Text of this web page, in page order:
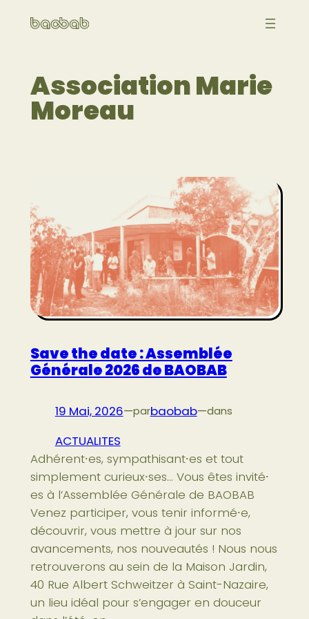
Association Marie
Moreau
Save the date : Assemblée
Générale 2026 de BAOBAB
19 Mai, 2026—parbaobab—dans
ACTUALITES
Adhérent⸱es, sympathisant⸱es et tout
simplement curieux⸱ses… Vous êtes invité⸱
es à l’Assemblée Générale de BAOBAB
Venez participer, vous tenir informé⸱e,
découvrir, vous mettre à jour sur nos
avancements, nos nouveautés ! Nous nous
retrouverons au sein de la Maison Jardin,
40 Rue Albert Schweitzer à Saint-Nazaire,
un lieu idéal pour s’engager en douceur